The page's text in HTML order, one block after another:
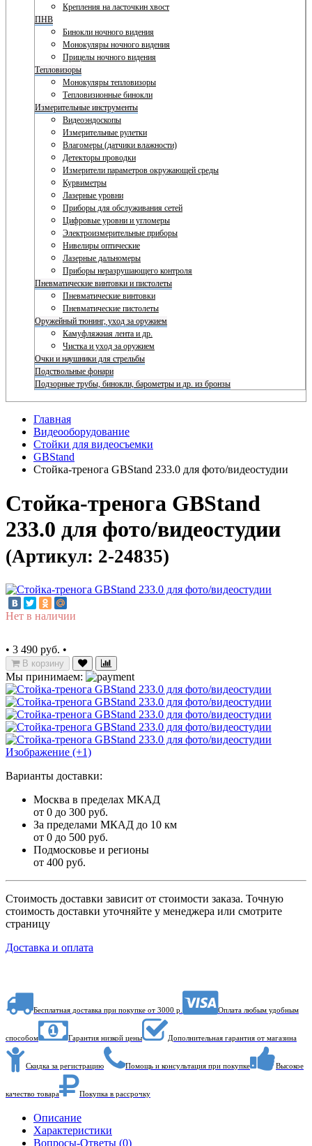
Крепления на ласточкин хвост
ПНВ
Бинокли ночного видения
Монокуляры ночного видения
Прицелы ночного видения
Тепловизоры
Монокуляры тепловизоры
Тепловизионные бинокли
Измерительные инструменты
Видеоэндоскопы
Измерительные рулетки
Влагомеры (датчики влажности)
Детекторы проводки
Измерители параметров окружающей среды
Курвиметры
Лазерные уровни
Приборы для обслуживания сетей
Цифровые уровни и угломеры
Электроизмерительные приборы
Нивелиры оптические
Лазерные дальномеры
Приборы неразрушающего контроля
Пневматические винтовки и пистолеты
Пневматические винтовки
Пневматические пистолеты
Оружейный тюнинг, уход за оружием
Камуфляжная лента и др.
Чистка и уход за оружием
Очки и наушники для стрельбы
Подствольные фонари
Подзорные трубы, бинокли, барометры и др. из бронзы
Главная
Видеооборудование
Стойки для видеосъемки
GBStand
Стойка-тренога GBStand 233.0 для фото/видеостудии
Стойка-тренога GBStand
233.0 для фото/видеостудии
(Артикул: 2-24835)
Нет в наличии
• 3 490 руб. •
В корзину
Мы принимаем:
Изображение (+1)
Варианты доставки:
Москва в пределах МКАД
от 0 до 300 руб.
За пределами МКАД до 10 км
от 0 до 500 руб.
Подмосковье и регионы
от 400 руб.
Стоимость доставки зависит от стоимости заказа. Точную
стоимость доставки уточняйте у менеджера или смотрите
страницу
Доставка и оплата
Бесплатная доставка при покупке от 3000 р. Оплата любым удобным
способом Гарантия низкой цены Дополнительная гарантия от магазина
Скидка за регистрацию Помощь и консультация при покупке Высокое
качество товара Покупка в рассрочку
Описание
Характеристики
Вопросы-Ответы (0)